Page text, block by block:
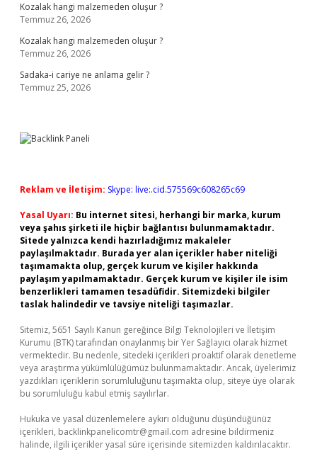
Kozalak hangi malzemeden oluşur ?
Temmuz 26, 2026
Kozalak hangi malzemeden oluşur ?
Temmuz 26, 2026
Sadaka-i cariye ne anlama gelir ?
Temmuz 25, 2026
Reklam ve İletişim: Skype: live:.cid.575569c608265c69
Yasal Uyarı: Bu internet sitesi, herhangi bir marka, kurum
veya şahıs şirketi ile hiçbir bağlantısı bulunmamaktadır.
Sitede yalnızca kendi hazırladığımız makaleler
paylaşılmaktadır. Burada yer alan içerikler haber niteliği
taşımamakta olup, gerçek kurum ve kişiler hakkında
paylaşım yapılmamaktadır. Gerçek kurum ve kişiler ile isim
benzerlikleri tamamen tesadüfidir. Sitemizdeki bilgiler
taslak halindedir ve tavsiye niteliği taşımazlar.
Sitemiz, 5651 Sayılı Kanun gereğince Bilgi Teknolojileri ve İletişim
Kurumu (BTK) tarafından onaylanmış bir Yer Sağlayıcı olarak hizmet
vermektedir. Bu nedenle, sitedeki içerikleri proaktif olarak denetleme
veya araştırma yükümlülüğümüz bulunmamaktadır. Ancak, üyelerimiz
yazdıkları içeriklerin sorumluluğunu taşımakta olup, siteye üye olarak
bu sorumluluğu kabul etmiş sayılırlar.
Hukuka ve yasal düzenlemelere aykırı olduğunu düşündüğünüz
içerikleri, backlinkpanelicomtr@gmail.com adresine bildirmeniz
halinde, ilgili içerikler yasal süre içerisinde sitemizden kaldırılacaktır.